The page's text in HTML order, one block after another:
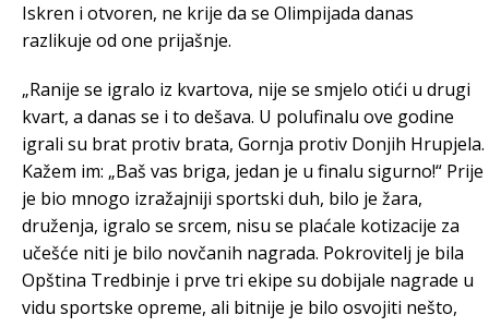
Iskren i otvoren, ne krije da se Olimpijada danas
razlikuje od one prijašnje.
„Ranije se igralo iz kvartova, nije se smjelo otići u drugi
kvart, a danas se i to dešava. U polufinalu ove godine
igrali su brat protiv brata, Gornja protiv Donjih Hrupjela.
Kažem im: „Baš vas briga, jedan je u finalu sigurno!“ Prije
je bio mnogo izražajniji sportski duh, bilo je žara,
druženja, igralo se srcem, nisu se plaćale kotizacije za
učešće niti je bilo novčanih nagrada. Pokrovitelj je bila
Opština Tredbinje i prve tri ekipe su dobijale nagrade u
vidu sportske opreme, ali bitnije je bilo osvojiti nešto,